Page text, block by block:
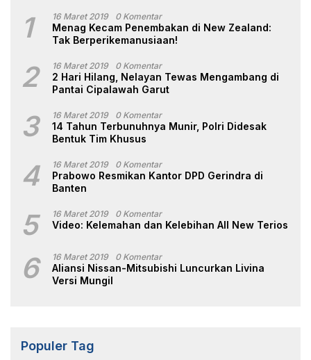
1 16 Maret 2019 0 Komentar
Menag Kecam Penembakan di New Zealand:
Tak Berperikemanusiaan!
2 16 Maret 2019 0 Komentar
2 Hari Hilang, Nelayan Tewas Mengambang di
Pantai Cipalawah Garut
3 16 Maret 2019 0 Komentar
14 Tahun Terbunuhnya Munir, Polri Didesak
Bentuk Tim Khusus
4 16 Maret 2019 0 Komentar
Prabowo Resmikan Kantor DPD Gerindra di
Banten
5 16 Maret 2019 0 Komentar
Video: Kelemahan dan Kelebihan All New Terios
6 16 Maret 2019 0 Komentar
Aliansi Nissan-Mitsubishi Luncurkan Livina
Versi Mungil
Populer Tag